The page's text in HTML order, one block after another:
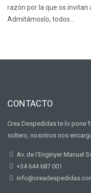
razón por la que os invitan
Admitámoslo, todos…
CONTACTO
Crea Despedidas te lo pone
soltero, nosotros nos
Av. de I'Enginyer Manuel
+34 644 687 001